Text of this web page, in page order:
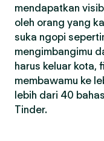
mendapatkan
oleh orang yang
suka ngopi
mengimbangimu
harus keluar kota,
membawamu ke
lebih dari 40
Tinder.